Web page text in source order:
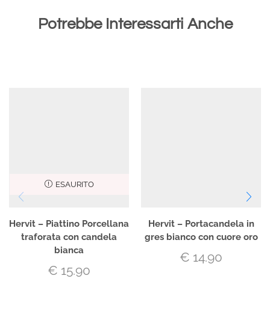
Potrebbe Interessarti Anche
ESAURITO
Hervit – Piattino Porcellana
traforata con candela
bianca
€ 15.90
Hervit – Portacandela in
gres bianco con cuore oro
€ 14.90